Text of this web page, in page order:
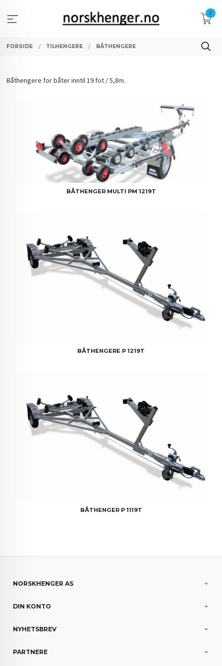
innholdet
0
FORSIDE TILHENGERE BÅTHENGERE
Båthengere for båter inntil 19 fot / 5,8m.
BÅTHENGER MULTI PM 1219T
BÅTHENGERE P 1219T
BÅTHENGER P 1119T
NORSKHENGER AS
DIN KONTO
NYHETSBREV
PARTNERE